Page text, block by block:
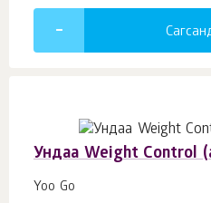
Ундаа Weight Control
Yoo Gо